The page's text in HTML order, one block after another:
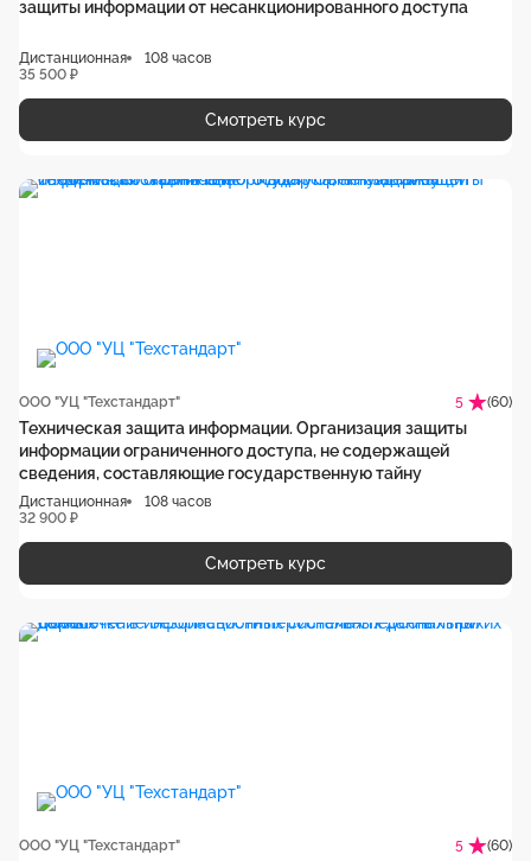
защиты информации от несанкционированного доступа
Дистанционная
108 часов
35 500 ₽
Смотреть курс
ООО "УЦ "Техстандарт" 5 (60)
Техническая защита информации. Организация защиты
информации ограниченного доступа, не содержащей
сведения, составляющие государственную тайну
Дистанционная
108 часов
32 900 ₽
Смотреть курс
ООО "УЦ "Техстандарт" 5 (60)